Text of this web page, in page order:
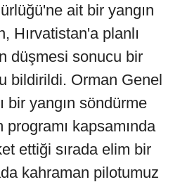
ait bir yangın
Hırvatistan'a planlı
düşmesi sonucu bir
bildirildi. Orman Genel
bir yangın söndürme
programı kapsamında
ettiği sırada elim bir
kahraman pilotumuz